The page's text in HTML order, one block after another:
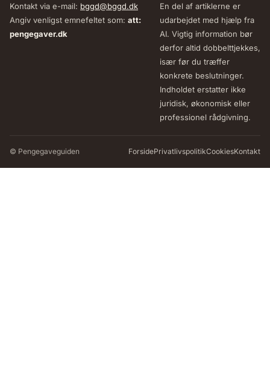
Kontakt via e-mail: bggd@bggd.dk
Angiv venligst emnefeltet som: att:
pengegaver.dk
En del af artiklerne er
udarbejdet med hjælp fra
AI. Vigtig information bør
derfor altid dobbelttjekkes,
især før du træffer
konkrete beslutninger.
Indholdet erstatter ikke
juridisk, økonomisk eller
professionel rådgivning.
© Pengegaveguiden ForsidePrivatlivspolitikCookiesKontakt